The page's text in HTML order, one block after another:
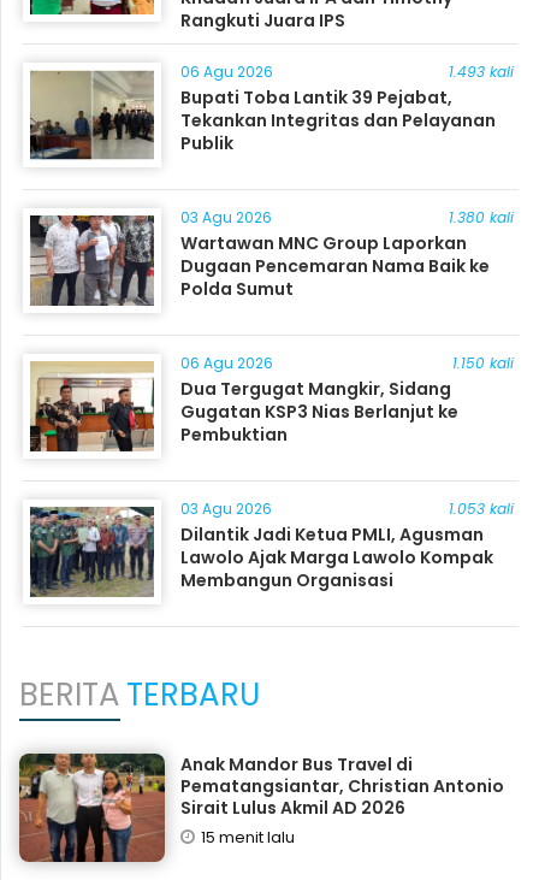
Rangkuti Juara IPS
06 Agu 2026 1.493 kali
Bupati Toba Lantik 39 Pejabat,
Tekankan Integritas dan Pelayanan
Publik
03 Agu 2026 1.380 kali
Wartawan MNC Group Laporkan
Dugaan Pencemaran Nama Baik ke
Polda Sumut
06 Agu 2026 1.150 kali
Dua Tergugat Mangkir, Sidang
Gugatan KSP3 Nias Berlanjut ke
Pembuktian
03 Agu 2026 1.053 kali
Dilantik Jadi Ketua PMLI, Agusman
Lawolo Ajak Marga Lawolo Kompak
Membangun Organisasi
BERITATERBARU
Anak Mandor Bus Travel di
Pematangsiantar, Christian Antonio
Sirait Lulus Akmil AD 2026
15 menit lalu